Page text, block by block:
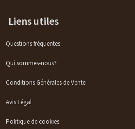
Liens utiles
Questions fréquentes
Qui sommes-nous?
Conditions Générales de Vente
Avis Légal
Politique de cookies